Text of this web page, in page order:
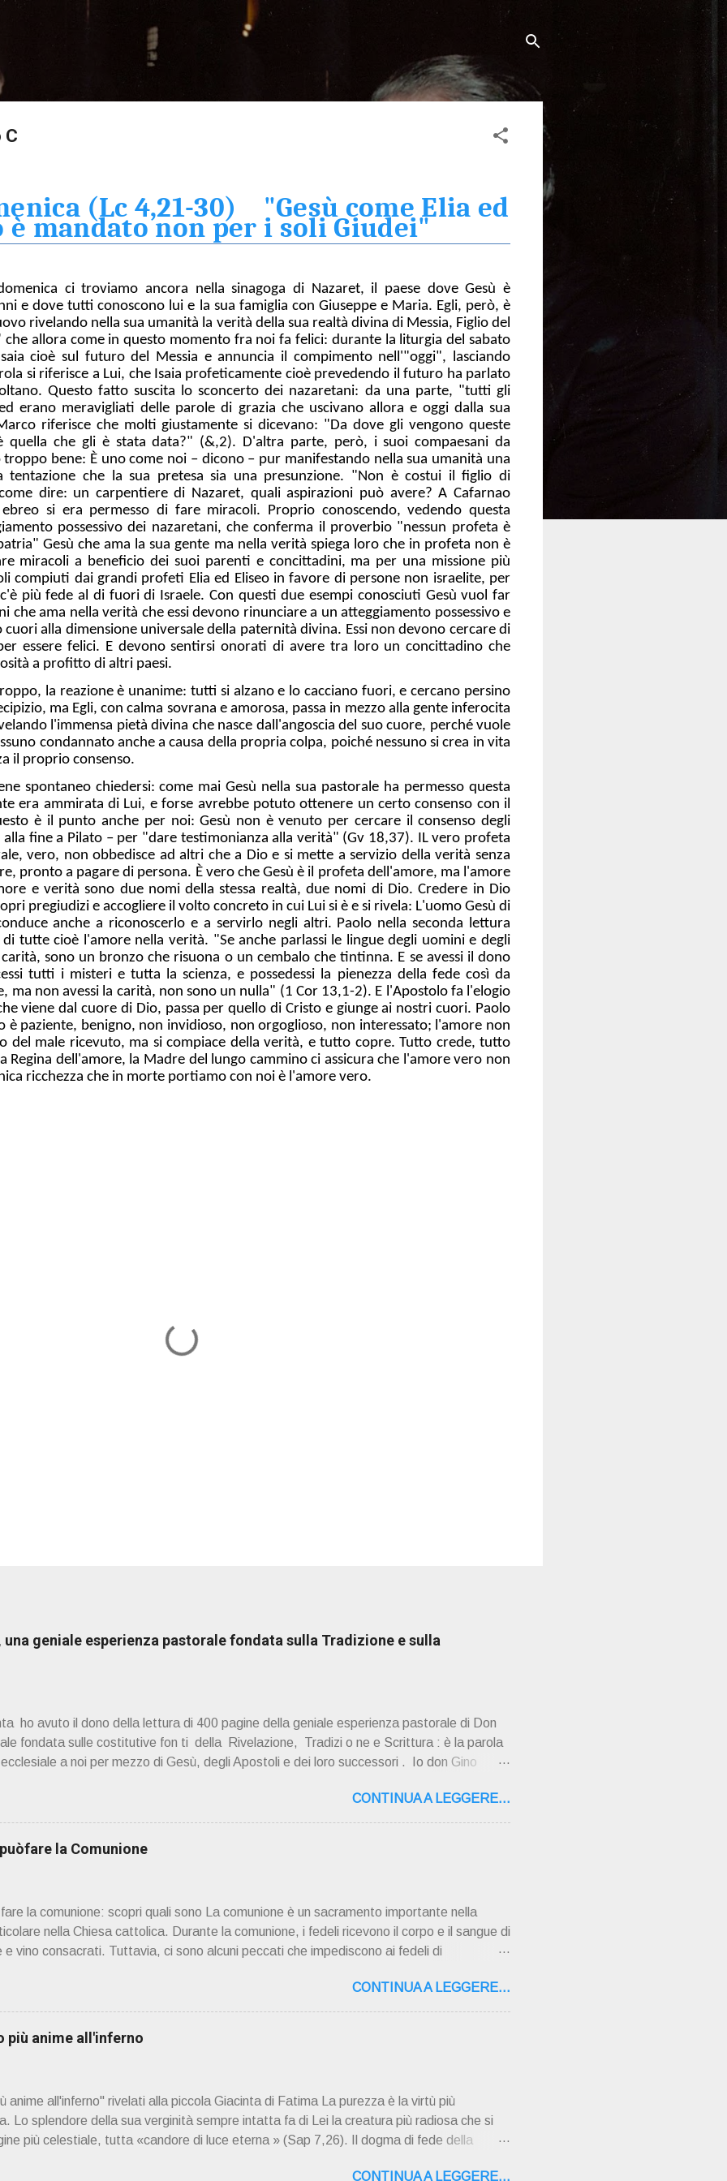
Passa ai contenuti principali
C
(Lc 4,21-30) "Gesù come Elia ed
è mandato non per i soli Giudei"
ci troviamo ancora nella sinagoga di Nazaret, il paese dove Gesù è
e dove tutti conoscono lui e la sua famiglia con Giuseppe e Maria. Egli, però, è
rivelando nella sua umanità la verità della sua realtà divina di Messia, Figlio del
allora come in questo momento fra noi fa felici: durante la liturgia del sabato
cioè sul futuro del Messia e annuncia il compimento nell'"oggi", lasciando
si riferisce a Lui, che Isaia profeticamente cioè prevedendo il futuro ha parlato
Questo fatto suscita lo sconcerto dei nazaretani: da una parte, "tutti gli
erano meravigliati delle parole di grazia che uscivano allora e oggi dalla sua
riferisce che molti giustamente si dicevano: "Da dove gli vengono queste
quella che gli è stata data?" (&,2). D'altra parte, però, i suoi compaesani da
bene: È uno come noi – dicono – pur manifestando nella sua umanità una
tentazione che la sua pretesa sia una presunzione. "Non è costui il figlio di
dire: un carpentiere di Nazaret, quali aspirazioni può avere? A Cafarnao
si era permesso di fare miracoli. Proprio conoscendo, vedendo questa
possessivo dei nazaretani, che conferma il proverbio "nessun profeta è
Gesù che ama la sua gente ma nella verità spiega loro che in profeta non è
miracoli a beneficio dei suoi parenti e concittadini, ma per una missione più
compiuti dai grandi profeti Elia ed Eliseo in favore di persone non israelite, per
più fede al di fuori di Israele. Con questi due esempi conosciuti Gesù vuol far
che ama nella verità che essi devono rinunciare a un atteggiamento possessivo e
alla dimensione universale della paternità divina. Essi non devono cercare di
essere felici. E devono sentirsi onorati di avere tra loro un concittadino che
a profitto di altri paesi.
la reazione è unanime: tutti si alzano e lo cacciano fuori, e cercano persino
ma Egli, con calma sovrana e amorosa, passa in mezzo alla gente inferocita
l'immensa pietà divina che nasce dall'angoscia del suo cuore, perché vuole
condannato anche a causa della propria colpa, poiché nessuno si crea in vita
il proprio consenso.
spontaneo chiedersi: come mai Gesù nella sua pastorale ha permesso questa
era ammirata di Lui, e forse avrebbe potuto ottenere un certo consenso con il
è il punto anche per noi: Gesù non è venuto per cercare il consenso degli
fine a Pilato – per "dare testimonianza alla verità" (Gv 18,37). IL vero profeta
vero, non obbedisce ad altri che a Dio e si mette a servizio della verità senza
pronto a pagare di persona. È vero che Gesù è il profeta dell'amore, ma l'amore
e verità sono due nomi della stessa realtà, due nomi di Dio. Credere in Dio
pregiudizi e accogliere il volto concreto in cui Lui si è e si rivela: L'uomo Gesù di
anche a riconoscerlo e a servirlo negli altri. Paolo nella seconda lettura
tutte cioè l'amore nella verità. "Se anche parlassi le lingue degli uomini e degli
sono un bronzo che risuona o un cembalo che tintinna. E se avessi il dono
tutti i misteri e tutta la scienza, e possedessi la pienezza della fede così da
ma non avessi la carità, non sono un nulla" (1 Cor 13,1-2). E l'Apostolo fa l'elogio
viene dal cuore di Dio, passa per quello di Cristo e giunge ai nostri cuori. Paolo
è paziente, benigno, non invidioso, non orgoglioso, non interessato; l'amore non
del male ricevuto, ma si compiace della verità, e tutto copre. Tutto crede, tutto
Regina dell'amore, la Madre del lungo cammino ci assicura che l'amore vero non
ricchezza che in morte portiamo con noi è l'amore vero.
una geniale esperienza pastorale fondata sulla Tradizione e sulla
ho avuto il dono della lettura di 400 pagine della geniale esperienza pastorale di Don
fondata sulle costitutive fon ti della Rivelazione, Tradizi o ne e Scrittura : è la parola
a noi per mezzo di Gesù, degli Apostoli e dei loro successori . Io don Gino
Del suo volume " ERO "CURATO" …ora son "da curare" pubblico la sua "
Boninsegna , per ordinazioni Via San Giovanni Pupatoro,16 – 37134 Verona Tel.
8824 PRESENTAZIONE R icordo che qualche secolo fa … "secolo" fa, da giovane
libro di Georges Bernanos , " DIARIO DI UN CURATO DI CAMPAGNA ". È ispira...
CONTINUA A LEGGERE...
la Comunione
la comunione: scopri quali sono La comunione è un sacramento importante nella
nella Chiesa cattolica. Durante la comunione, i fedeli ricevono il corpo e il sangue di
vino consacrati. Tuttavia, ci sono alcuni peccati che impediscono ai fedeli di
ricevere la comunione nuovamente. 📖 Indice dei contenuti Peccati gravi o mortali
Occultismo Peccati gravi o mortali I peccati gravi o mortali sono azioni che vanno
in modo grave e deliberato. Questi peccati sono considerati gravi perché danneggiano
gli altri. Quando una persona commette un peccato grave, si separa dalla grazia di Dio e
alla vita sacramentale della Chiesa. La Chiesa cattolica insegn...
CONTINUA A LEGGERE...
più anime all'inferno
anime all'inferno" rivelati alla piccola Giacinta di Fatima La purezza è la virtù più
Lo splendore della sua verginità sempre intatta fa di Lei la creatura più radiosa che si
più celestiale, tutta «candore di luce eterna » (Sap 7,26). Il dogma di fede della
CONTINUA A LEGGERE...